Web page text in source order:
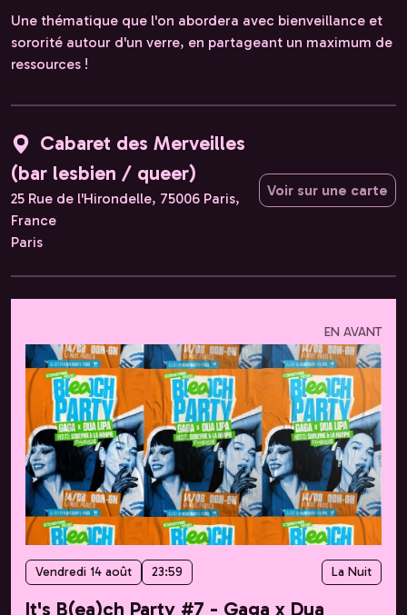
Une thématique que l'on abordera avec bienveillance et
sororité autour d'un verre, en partageant un maximum de
ressources !
Cabaret des Merveilles
(bar lesbien / queer)
25 Rue de l'Hirondelle, 75006 Paris,
France
Paris
Voir sur une carte
EN AVANT
Vendredi 14 août 23:59 La Nuit
It's B(ea)ch Party #7 - Gaga x Dua